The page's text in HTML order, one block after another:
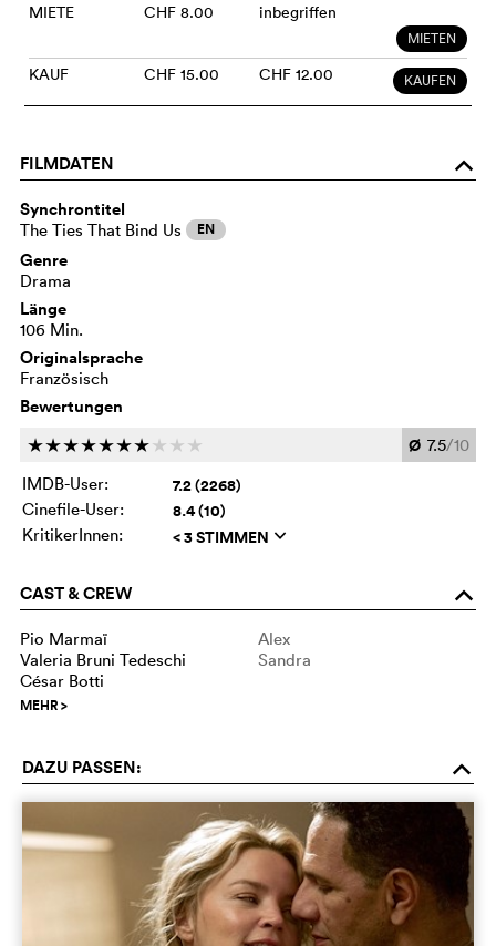
MIETE CHF 8.00 inbegriffen
MIETEN
KAUF CHF 15.00 CHF 12.00 KAUFEN
FILMDATEN o
Synchrontitel
The Ties That Bind Us EN
Genre
Drama
Länge
106 Min.
Originalsprache
Französisch
Bewertungen
ccccccc c c c Ø 7.5/10
IMDB-User:
7.2 (2268)
Cinefile-User: 8.4 (10)
KritikerInnen: < 3 STIMMEN q
CAST & CREW o
Pio Marmaï
Alex
Valeria Bruni Tedeschi
Sandra
César Botti
MEHR>
DAZU PASSEN: o